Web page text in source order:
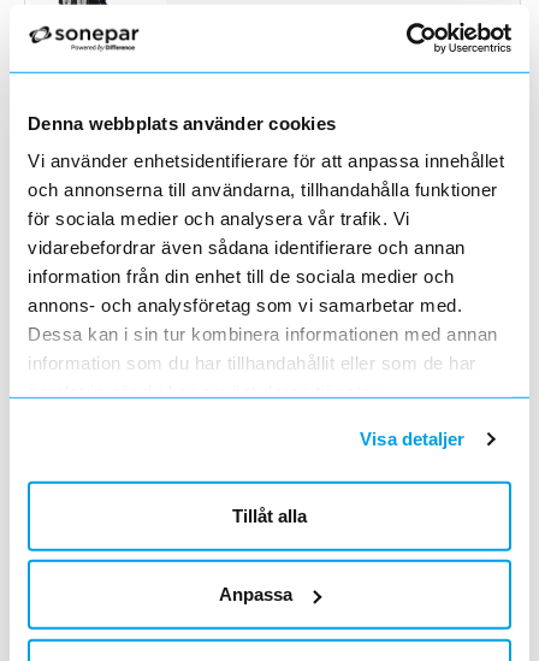
Denna webbplats använder cookies
Vi använder enhetsidentifierare för att anpassa innehållet
och annonserna till användarna, tillhandahålla funktioner
för sociala medier och analysera vår trafik. Vi
vidarebefordrar även sådana identifierare och annan
information från din enhet till de sociala medier och
annons- och analysföretag som vi samarbetar med.
Dessa kan i sin tur kombinera informationen med annan
information som du har tillhandahållit eller som de har
samlat in när du har använt deras tjänster.
Visa detaljer
Tillåt alla
Anpassa
ArtNr 5260239
Batteribox SDH 1000 6x7Ah
ST Lägg i kundvagn
BATTERIBOX SDH 2200/3000 6X7AH
ArtNr
5260240
Varumärke ELROND
Batteribox SDH 2200/3000 6x7Ah
ST Lägg i kundvagn
BATTERIBOXSDH 2200/3000 12X7AH
ArtNr 5260241
Varumärke ELROND
Batteribox SDH 2200/3000 12x7Ah
BATTERI BACK-UPS 1500VA 24V
APC Back-UPS Pro External Battery Pack
Lägg i kundvagn
BATTERIPACK 12V5A T2 15 ST
A227870
Varumärke RITAR